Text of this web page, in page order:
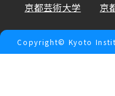
京都芸術大学 京
Copyright© Kyoto